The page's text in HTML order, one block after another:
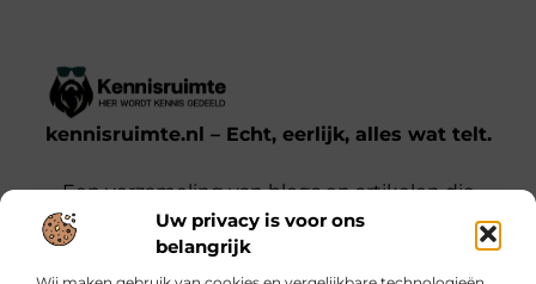
Uw privacy is voor ons
belangrijk
kennisruimte.nl – Echt, eerlijk, alles wat telt.
Een verzameling van blogs en artikelen die
een breed scala aan onderwerpen uit het
dagelijks leven behandelen.